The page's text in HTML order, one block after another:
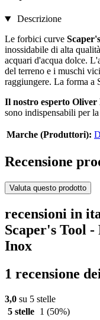
Descrizione
Le forbici curve
inossidabile di alta
acquari d'acqua dolce.
del terreno e i muschi
raggiungere. La forma a
Il nostro esperto Oliver
sono indispensabili per
Marche (Produttori):
Recensione
Valuta questo prodotto
recensioni in
Scaper's Tool
Inox
1 recensione
3,0 su 5 stelle
5 stelle
1 (50%)